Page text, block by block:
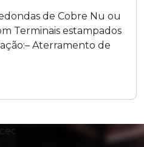
de Cobre Nu ou
Terminais estampados
Aterramento de